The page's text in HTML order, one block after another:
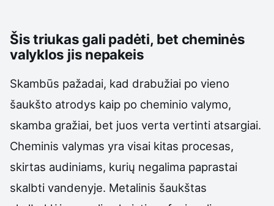
Šis triukas gali padėti, bet cheminės
valyklos jis nepakeis
Skambūs pažadai, kad drabužiai po vieno
šaukšto atrodys kaip po cheminio valymo,
skamba gražiai, bet juos verta vertinti atsargiai.
Cheminis valymas yra visai kitas procesas,
skirtas audiniams, kurių negalima paprastai
skalbti vandenyje. Metalinis šaukštas